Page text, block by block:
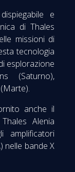
e
di Thales
missioni di
tecnologia
esplorazione
(Saturno),
anche il
Alenia
amplificatori
nelle bande X